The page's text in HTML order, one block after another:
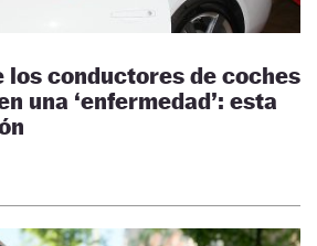
los conductores de coches
una ‘enfermedad’: esta